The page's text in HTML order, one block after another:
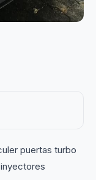
puertas turbo